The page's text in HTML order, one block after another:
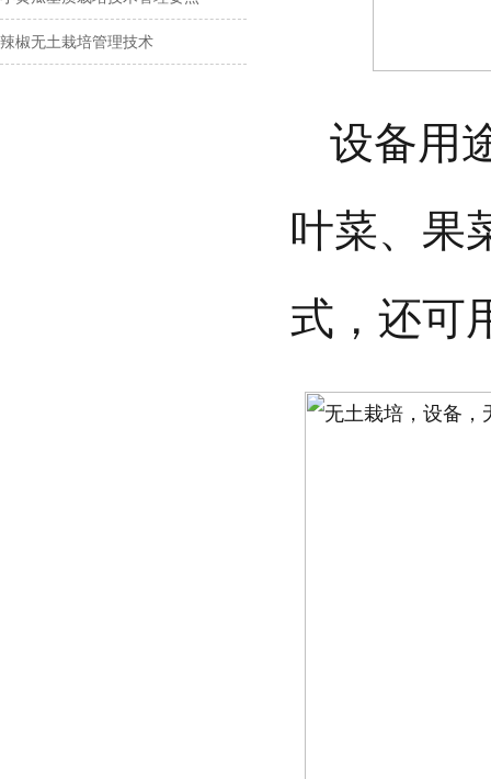
辣椒无土栽培管理技术
设备用
叶菜、果
式，还可